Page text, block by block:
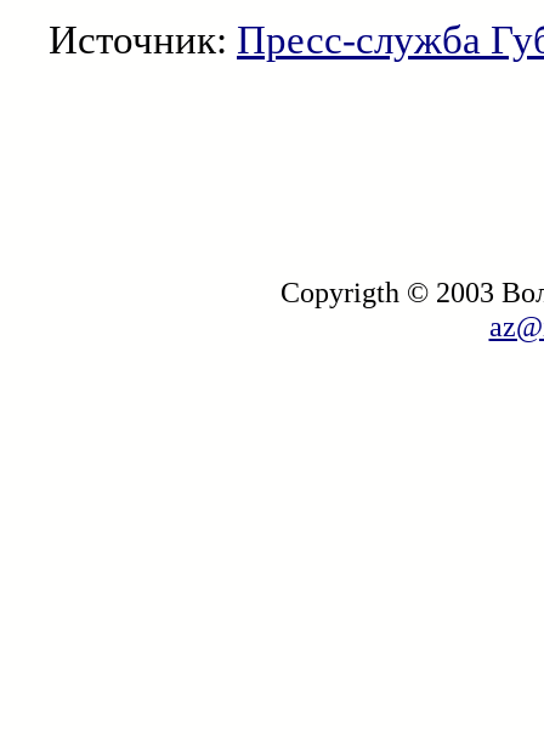
Источник: Пресс-служба
Copyrigth © 2003